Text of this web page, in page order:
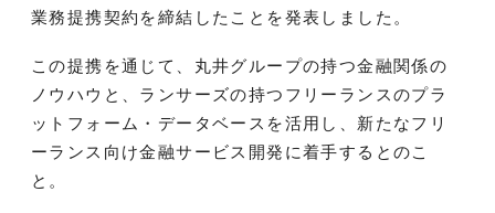
業務提携契約を締結したことを発表しました。
この提携を通じて、丸井グループの持つ金融関係の
ノウハウと、ランサーズの持つフリーランスのプラ
ットフォーム・データベースを活用し、新たなフリ
ーランス向け金融サービス開発に着手するとのこ
と。